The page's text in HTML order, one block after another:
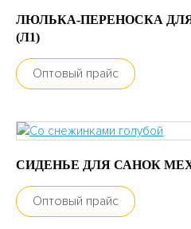
ЛЮЛЬКА-ПЕРЕНОСКА
(Л1)
Оптовый прайс
СИДЕНЬЕ ДЛЯ САНОК
Оптовый прайс